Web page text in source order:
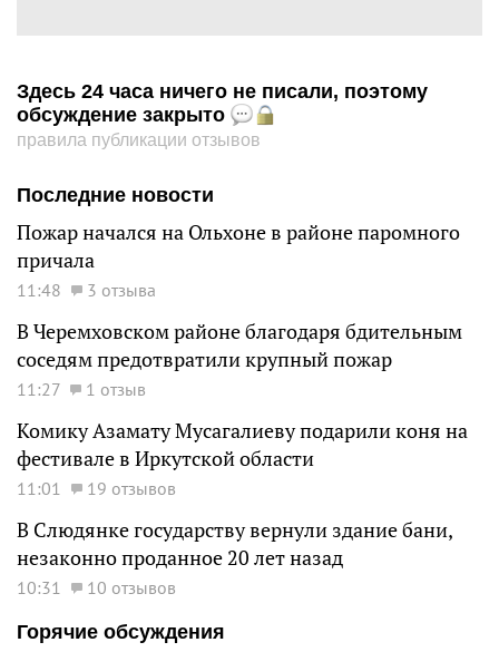
Здесь 24 часа ничего не писали, поэтому
обсуждение закрыто
правила публикации отзывов
Последние новости
Пожар начался на Ольхоне в районе паромного
причала
11:48 3 отзыва
В Черемховском районе благодаря бдительным
соседям предотвратили крупный пожар
11:27 1 отзыв
Комику Азамату Мусагалиеву подарили коня на
фестивале в Иркутской области
11:01 19 отзывов
В Слюдянке государству вернули здание бани,
незаконно проданное 20 лет назад
10:31
10 отзывов
Горячие обсуждения